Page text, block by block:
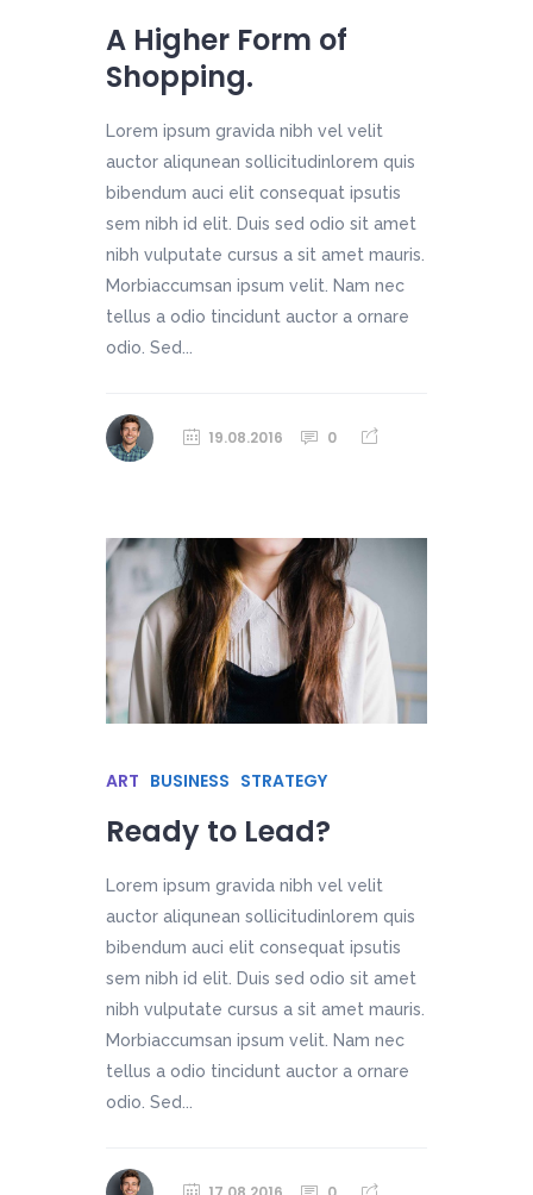
A Higher Form of
Shopping.
Lorem ipsum gravida nibh vel velit
auctor aliqunean sollicitudinlorem quis
bibendum auci elit consequat ipsutis
sem nibh id elit. Duis sed odio sit amet
nibh vulputate cursus a sit amet mauris.
Morbiaccumsan ipsum velit. Nam nec
tellus a odio tincidunt auctor a ornare
odio. Sed...
19.08.2016 0
ART BUSINESS STRATEGY
Ready to Lead?
Lorem ipsum gravida nibh vel velit
auctor aliqunean sollicitudinlorem quis
bibendum auci elit consequat ipsutis
sem nibh id elit. Duis sed odio sit amet
nibh vulputate cursus a sit amet mauris.
Morbiaccumsan ipsum velit. Nam nec
tellus a odio tincidunt auctor a ornare
odio. Sed...